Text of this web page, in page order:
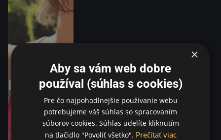
×
Aby sa vám web dobre
používal (súhlas s cookies)
Pre čo najpohodlnejšie používanie webu
potrebujeme váš súhlas so spracovaním
súborov cookies. Súhlas udelíte kliknutím
na tlačidlo "Povoliť všetko". Prečítať viac